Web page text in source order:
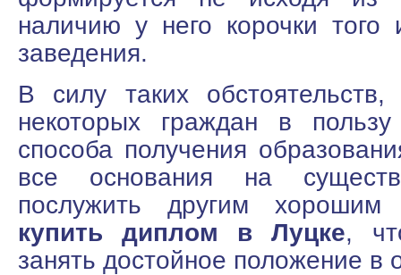
наличию у него корочки того
заведения.
В силу таких
некоторых граждан в
способа получения
все основания на
послужить другим хорошим
купить диплом в Луцке,
занять достойное положение в